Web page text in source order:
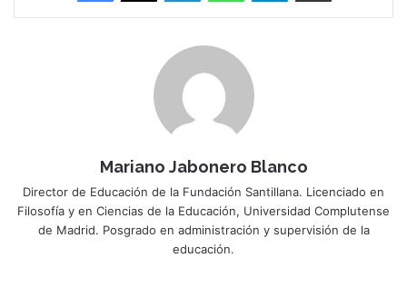
Mariano Jabonero Blanco
Director de Educación de la Fundación Santillana. Licenciado en
Filosofía y en Ciencias de la Educación, Universidad Complutense
de Madrid. Posgrado en administración y supervisión de la
educación.